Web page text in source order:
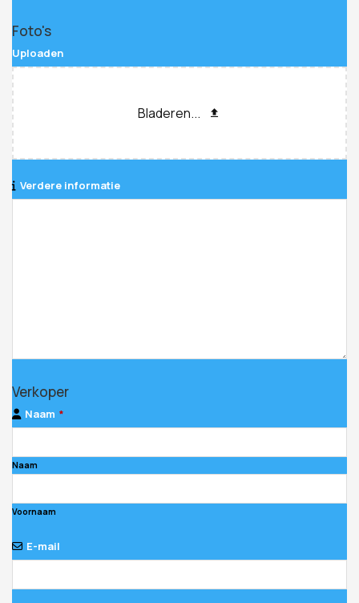
Foto's
Uploaden
Bladeren...
Verdere informatie
Email
Verkoper
Naam *
Naam
Voornaam
E-mail